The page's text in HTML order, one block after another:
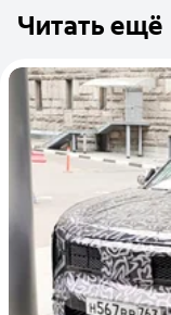
Читать ещё